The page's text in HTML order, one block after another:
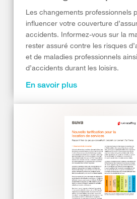
Les changements professionnels
influencer votre couverture
accidents. Informez-vous sur la
rester assuré contre les risques
et de maladies professionnels
d’accidents durant les loisirs.
En savoir plus